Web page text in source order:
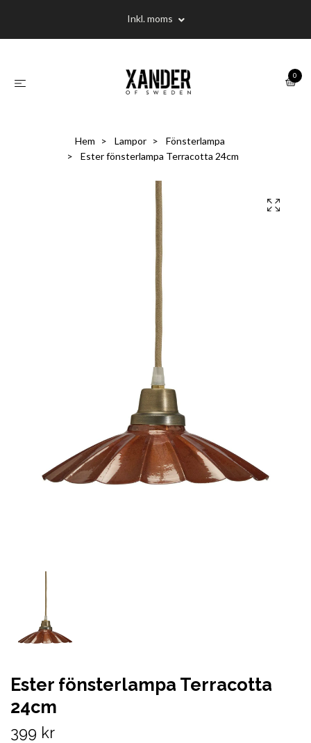
Inkl. moms
0
Hem Lampor
Fönsterlampa
Ester fönsterlampa Terracotta 24cm
Ester fönsterlampa Terracotta
24cm
399 kr